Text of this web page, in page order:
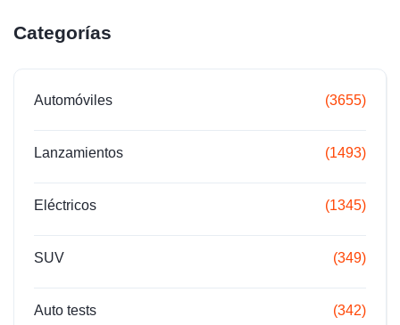
Categorías
Automóviles (3655)
Lanzamientos (1493)
Eléctricos (1345)
SUV (349)
Auto tests (342)